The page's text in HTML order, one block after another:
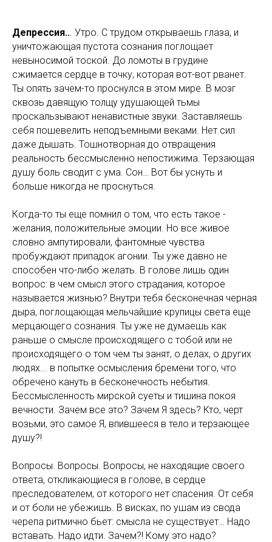
Депрессия... Утро. С трудом открываешь глаза, и
уничтожающая пустота сознания поглощает
невыносимой тоской. До ломоты в грудине
сжимается сердце в точку, которая вот-вот рванет.
Ты опять зачем-то проснулся в этом мире. В мозг
сквозь давящую толщу удушающей тьмы
проскальзывают ненавистные звуки. Заставляешь
себя пошевелить неподъемными веками. Нет сил
даже дышать. Тошнотворная до отвращения
реальность бессмысленно непостижима. Терзающая
душу боль сводит с ума. Сон… Вот бы уснуть и
больше никогда не проснуться.
Когда-то ты еще помнил о том, что есть такое -
желания, положительные эмоции. Но все живое
словно ампутировали, фантомные чувства
пробуждают припадок агонии. Ты уже давно не
способен что-либо желать. В голове лишь один
вопрос: в чем смысл этого страдания, которое
называется жизнью? Внутри тебя бесконечная черная
дыра, поглощающая мельчайшие крупицы света еще
мерцающего сознания. Ты уже не думаешь как
раньше о смысле происходящего с тобой или не
происходящего о том чем ты занят, о делах, о других
людях... в попытке осмысления бремени того, что
обречено кануть в бесконечность небытия.
Бессмысленность мирской суеты и тишина покоя
вечности. Зачем все это? Зачем Я здесь? Кто, черт
возьми, это самое Я, впившееся в тело и терзающее
душу?!
Вопросы. Вопросы. Вопросы, не находящие своего
ответа, откликающиеся в голове, в сердце
преследователем, от которого нет спасения. От себя
и от боли не убежишь. В висках, по ушам из свода
черепа ритмично бьет: смысла не существует… Надо
вставать. Надо идти. Зачем?! Кому это надо?